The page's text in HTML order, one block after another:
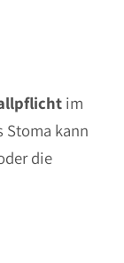
im
Stoma kann
die